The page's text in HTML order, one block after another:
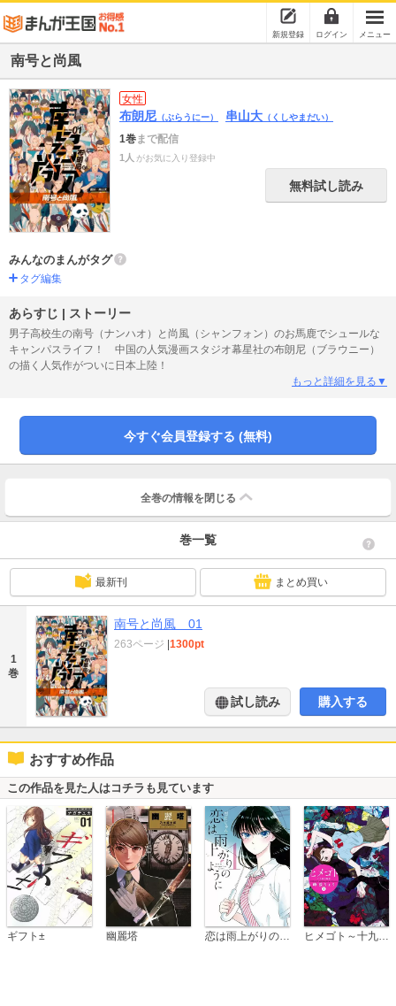
新規登録 ログイン メニュー
南号と尚風
女性
布朗尼 （ぶらうにー） 串山大 （くしやまだい）
1巻まで配信
1人 がお気に入り登録中
無料試し読み
みんなのまんがタグ
タグ編集
あらすじ | ストーリー
男子高校生の南号（ナンハオ）と尚風（シャンフォン）のお馬鹿でシュールな
キャンパスライフ！ 中国の人気漫画スタジオ幕星社の布朗尼（ブラウニー）
の描く人気作がついに日本上陸！
もっと詳細を見る▼
今すぐ会員登録する (無料)
全巻の情報を 閉じる
巻一覧
最新刊 まとめ買い
1
巻
南号と尚風 01
263ページ |1300pt
試し読み 購入する
おすすめ作品
この作品を見た人はコチラも見ています
ギフト± 幽麗塔 ヒメゴト～十九歳の制服～